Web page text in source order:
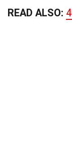
READ ALSO: